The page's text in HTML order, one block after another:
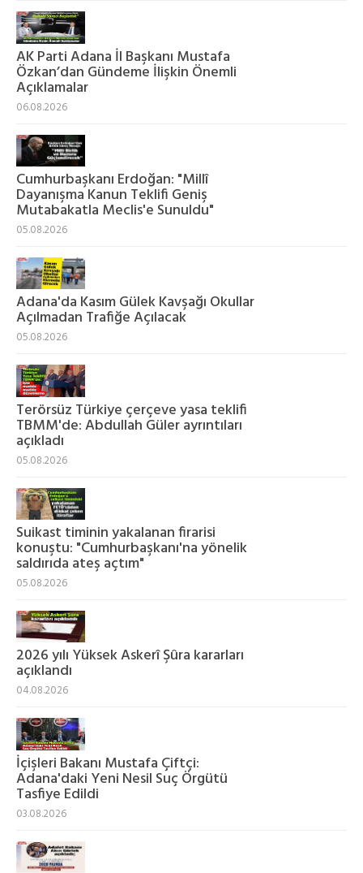
AK Parti Adana İl Başkanı Mustafa
Özkan’dan Gündeme İlişkin Önemli
Açıklamalar
06.08.2026
Cumhurbaşkanı Erdoğan: "Millî
Dayanışma Kanun Teklifi Geniş
Mutabakatla Meclis'e Sunuldu"
05.08.2026
Adana'da Kasım Gülek Kavşağı Okullar
Açılmadan Trafiğe Açılacak
05.08.2026
Terörsüz Türkiye çerçeve yasa teklifi
TBMM'de: Abdullah Güler ayrıntıları
açıkladı
05.08.2026
Suikast timinin yakalanan firarisi
konuştu: "Cumhurbaşkanı'na yönelik
saldırıda ateş açtım"
05.08.2026
2026 yılı Yüksek Askerî Şûra kararları
açıklandı
04.08.2026
İçişleri Bakanı Mustafa Çiftçi:
Adana'daki Yeni Nesil Suç Örgütü
Tasfiye Edildi
03.08.2026